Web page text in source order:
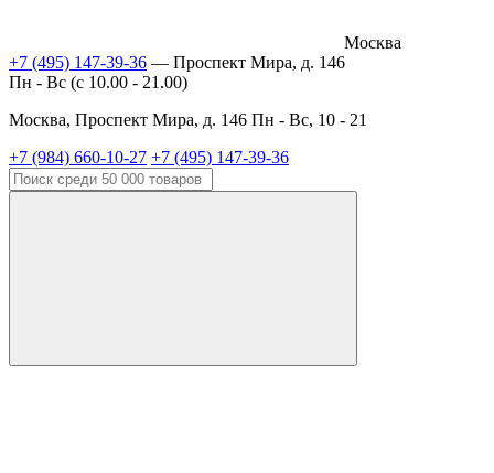
Москва
+7 (495) 147-39-36 — Проспект Мира, д. 146
Пн - Вс (c 10.00 - 21.00)
Москва, Проспект Мира, д. 146 Пн - Вс, 10 - 21
+7 (984) 660-10-27 +7 (495) 147-39-36